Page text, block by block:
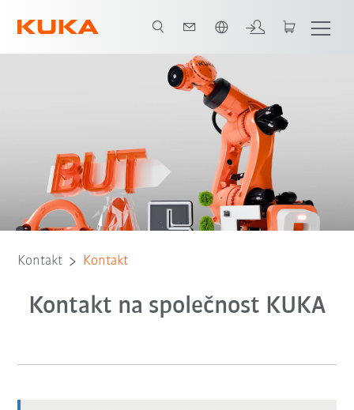
Kontakt Kontakt
Kontakt na společnost KUKA